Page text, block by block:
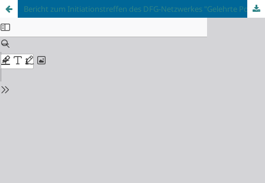
Bericht zum Initiationstreffen des DFG-Netzwerkes "Gelehrte Polemik"